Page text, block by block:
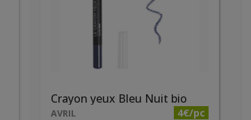
Crayon yeux Bleu Nuit bio
AVRIL 4€/pc